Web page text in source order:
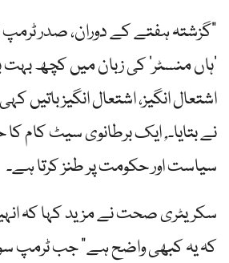
"گزشتہ ہفتے کے دوران، صدر ٹرمپ
‘ہاں منسٹر’ کی زبان میں کچھ بہت
اشتعال انگیز، اشتعال انگیز باتیں
نے بتایا۔,ایک برطانوی سیٹ کام کا
سیاست اور حکومت پر طنز کرتا ہے۔
سکریٹری صحت نے مزید کہا کہ
کہ یہ کبھی واضح ہے” جب ٹرمپ